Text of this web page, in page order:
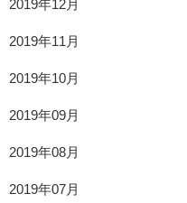
2019年12月
2019年11月
2019年10月
2019年09月
2019年08月
2019年07月